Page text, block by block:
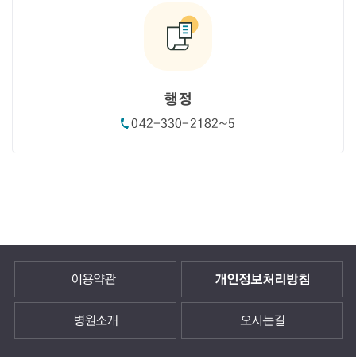
행정
042-330-2182~5
이용약관 개인정보처리방침
병원소개 오시는길